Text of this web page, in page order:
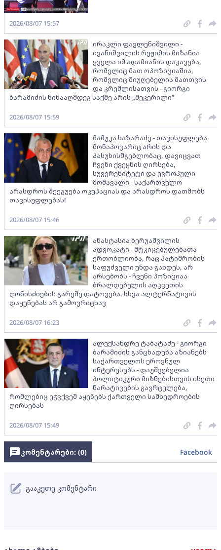
2026/08/07 15:57
ირაკლი ფავლენიშვილი -
ივანიშვილის რეჟიმის მიზანია
ყველა იმ ადამიანის დაკავება,
რომელიც მათ ოპოზიციაშია,
რომელიც მიუღებელია მათთვის
და კრემლისათვის - გიორგი
ბარამიძის წინააღმდეგ საქმე არის „შეკერილი”
2026/08/07 15:59
მამუკა ხაზარაძე - თავისუფლება
მონაპოვარიც არის და
პასუხისმგებლობაც, დავიცვათ
ჩვენი ქვეყნის ღირსება,
სუვერენიტეტი და ევროპული
მომავალი - საქართველო
არასდროს შეეგუება ოკუპაციას და არასდროს დათმობს
თავისუფლებას!
2026/08/07 15:46
ანასტასია ბერუაშვილის
ადვოკატი - მტკიცებულებათა
ერთობლიობა, რაც პატიმრობის
საფუძველი უნდა გახდეს, არ
არსებობს - ჩვენი პოზიციაა
ბრალდებულის აღკვეთის
ღონისძიების გარეშე დატოვება, სხვა ალტერნატივის
დაყენებას არ გამოვრიცხავ
2026/08/07 16:23
ალექსანდრე ტაბატაძე - გიორგი
ბარამიძის განცხადება აზიანებს
საქართველოს ეროვნულ
ინტერესებს - დაუშვებელია
პოლიტიკური მიზნებისთვის ისეთი
ნარატივების გავრცელება,
რომლებიც ეჭვქვეშ აყენებს ქართველი სამხედროების
ღირსებას
2026/08/07 15:49
კომენტარები: (0) Facebook
გააკეთე კომენტარი